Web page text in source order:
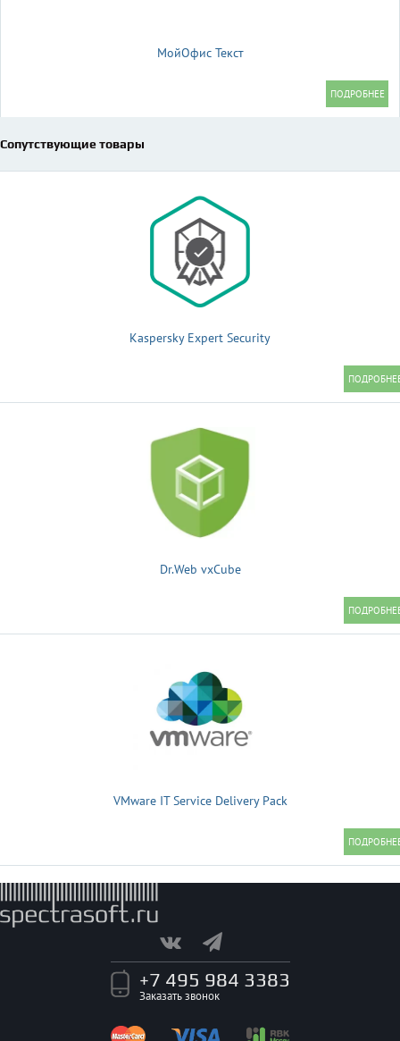
МойОфис Текст
Сопутствующие товары
Kaspersky Expert Security
Dr.Web vxCube
VMware IT Service Delivery Pack
+7 495 984 3383
Заказать звонок